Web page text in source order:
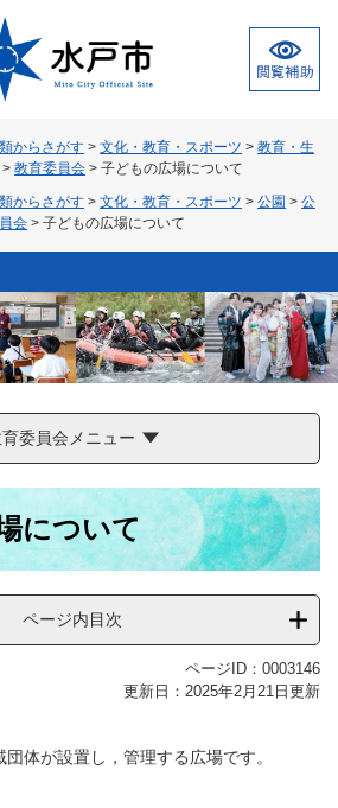
からさがす > 文化・教育・スポーツ > 教育・生
> 教育委員会 > 子どもの広場について
からさがす > 文化・教育・スポーツ > 公園 > 公
会 > 子どもの広場について
委員会メニュー
について
ページ内目次
ページID：0003146
更新日：2025年2月21日更新
体が設置し，管理する広場です。